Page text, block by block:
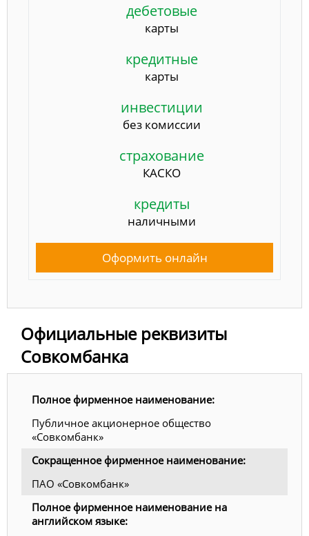
дебетовые
карты
кредитные
карты
инвестиции
без комиссии
страхование
КАСКО
кредиты
наличными
Оформить онлайн
Официальные реквизиты
Совкомбанка
Полное фирменное наименование:
Публичное акционерное общество
«Совкомбанк»
Сокращенное фирменное наименование:
ПАО «Совкомбанк»
Полное фирменное наименование на
английском языке: